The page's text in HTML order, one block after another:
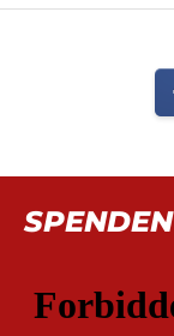
SPENDEN